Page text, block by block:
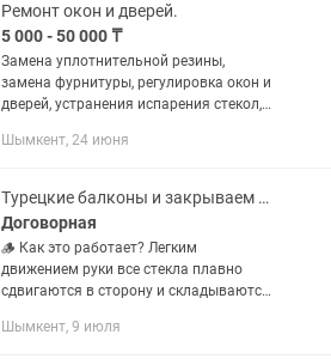
Ремонт окон и дверей.
5 000 - 50 000 ₸
Замена уплотнительной резины,
замена фурнитуры, регулировка окон и
дверей, устранения испарения стекол,
стекло пакета. Мелкосрочки по дому.
Шымкент, 24 июня
Турецкие балконы и закрываем Террасу
Договорная
🪵 Как это работает? Легким
движением руки все стекла плавно
сдвигаются в сторону и складываются
теплый день ваш балкон или веранда
Шымкент, 9 июля